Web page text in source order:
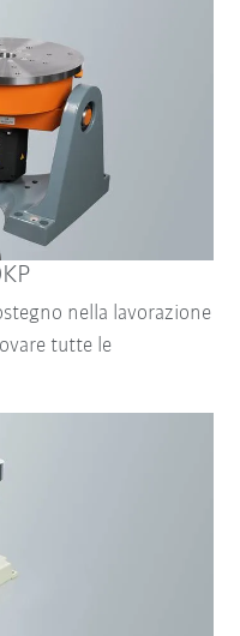
nella lavorazione
tutte le